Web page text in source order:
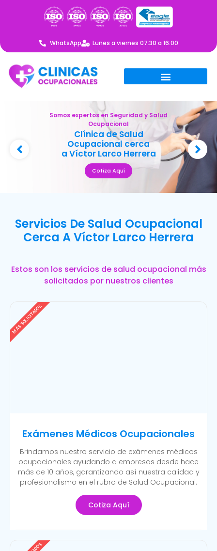
WhatsApp Lunes a viernes 07:30 a 16:00
Somos expertos en Seguridad y Salud
Ocupacional
Clínica de Salud
Ocupacional cerca
a Víctor Larco Herrera
Cotiza Aquí
Servicios De Salud Ocupacional
Cerca A Víctor Larco Herrera
Estos son los servicios de salud ocupacional más
solicitados por nuestros clientes
Exámenes Médicos Ocupacionales
Brindamos nuestro servicio de exámenes médicos
ocupacionales ayudando a empresas desde hace
más de 10 años, garantizando así nuestra calidad y
profesionalismo en el rubro de Salud Ocupacional.
Cotiza Aquí
MÁS SOLICITADOS